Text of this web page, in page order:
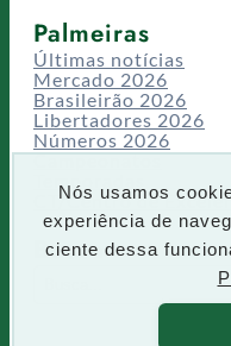
Nós usamos
experiência de
ciente dessa
Palmeiras
Últimas notícias
Mercado 2026
Brasileirão 2026
Libertadores 2026
Números 2026
Campeonatos
Temporadas
CT/Centro de
Busca